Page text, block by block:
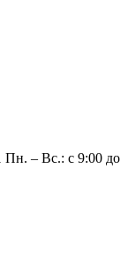
Пн. – Вс.: с 9:00 до